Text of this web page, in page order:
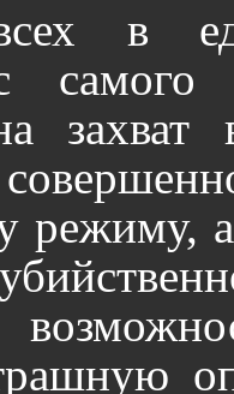
в
самого
режиму,